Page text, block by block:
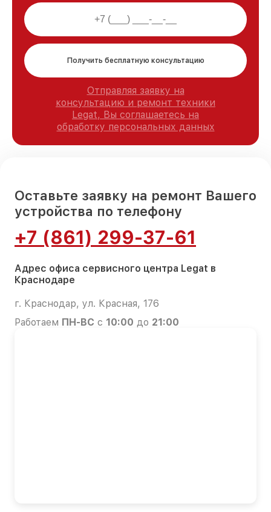
Получить бесплатную консультацию
Отправляя заявку на
консультацию и ремонт техники
Legat, Вы соглашаетесь на
обработку персональных данных
Оставьте заявку на ремонт Вашего
устройства по телефону
+7 (861) 299-37-61
Адрес офиса сервисного центра Legat в
Краснодаре
г. Краснодар, ул. Красная, 176
Работаем ПН-ВС с 10:00 до 21:00